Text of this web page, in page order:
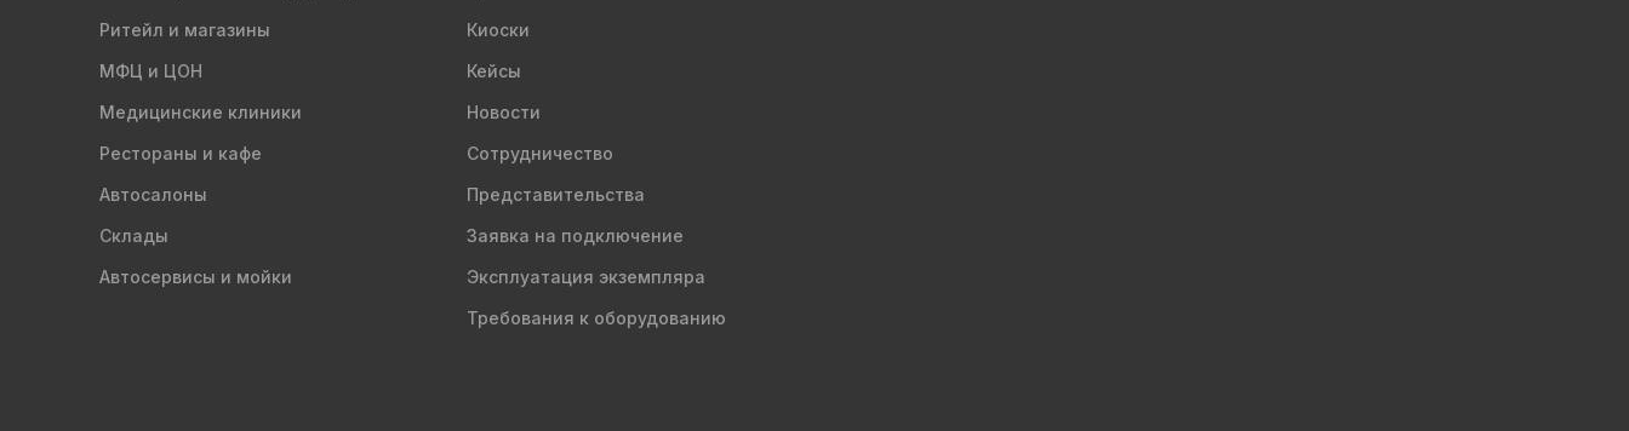
Ритейл и магазины
МФЦ и ЦОН
Медицинские клиники
Рестораны и кафе
Автосалоны
Склады
Автосервисы и мойки
Киоски
Кейсы
Новости
Сотрудничество
Представительства
Заявка на подключение
Эксплуатация экземпляра
Требования к оборудованию